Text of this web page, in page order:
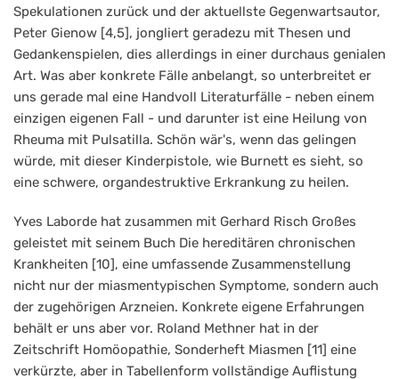
Spekulationen zurück und der aktuellste Gegenwartsautor,
Peter Gienow [4,5], jongliert geradezu mit Thesen und
Gedankenspielen, dies allerdings in einer durchaus genialen
Art. Was aber konkrete Fälle anbelangt, so unterbreitet er
uns gerade mal eine Handvoll Literaturfälle - neben einem
einzigen eigenen Fall - und darunter ist eine Heilung von
Rheuma mit Pulsatilla. Schön wär's, wenn das gelingen
würde, mit dieser Kinderpistole, wie Burnett es sieht, so
eine schwere, organdestruktive Erkrankung zu heilen.
Yves Laborde hat zusammen mit Gerhard Risch Großes
geleistet mit seinem Buch Die hereditären chronischen
Krankheiten [10], eine umfassende Zusammenstellung
nicht nur der miasmentypischen Symptome, sondern auch
der zugehörigen Arzneien. Konkrete eigene Erfahrungen
behält er uns aber vor. Roland Methner hat in der
Zeitschrift Homöopathie, Sonderheft Miasmen [11] eine
verkürzte, aber in Tabellenform vollständige Auflistung